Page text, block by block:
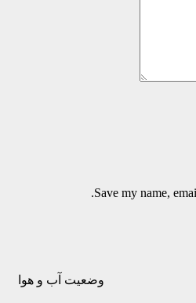
Save my name,
وضعیت آب و هوا